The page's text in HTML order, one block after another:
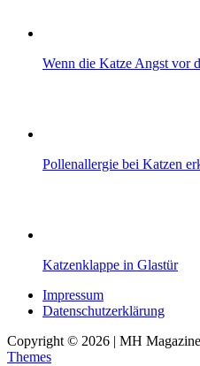
Wenn die Katze Angst vor
Pollenallergie bei Katzen
Katzenklappe in Glastür
Impressum
Datenschutzerklärung
Copyright © 2026 | MH
Themes